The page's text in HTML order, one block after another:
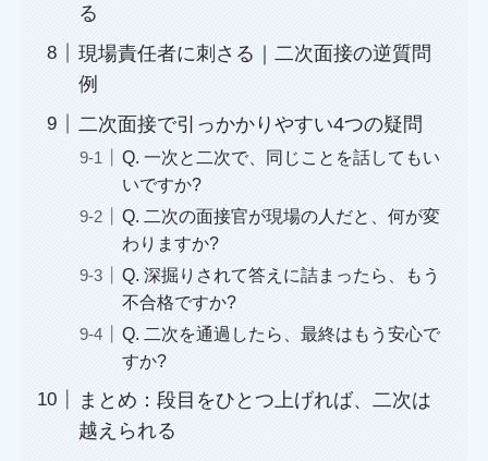
る
現場責任者に刺さる｜二次面接の逆質問
例
二次面接で引っかかりやすい4つの疑問
Q. 一次と二次で、同じことを話してもい
いですか?
Q. 二次の面接官が現場の人だと、何が変
わりますか?
Q. 深掘りされて答えに詰まったら、もう
不合格ですか?
Q. 二次を通過したら、最終はもう安心で
すか?
まとめ：段目をひとつ上げれば、二次は
越えられる